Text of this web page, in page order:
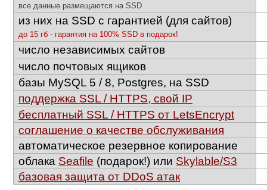
все данные размещаются на SSD
из них на SSD с гарантией (для сайтов)
до 15 гб - гарантия на 100% SSD в подарок!
число независимых сайтов
число почтовых ящиков
базы MySQL 5 / 8, Postgres, на SSD
поддержка SSL / HTTPS, свой IP
бесплатный SSL / HTTPS от LetsEncrypt
соглашение о качестве обслуживания
автоматическое резервное копирование
облака Seafile (подарок!) или Skylable/S3
базовая защита от DDoS атак